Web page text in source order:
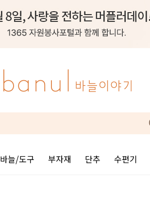
바늘/도구 부자재 단추 수편기